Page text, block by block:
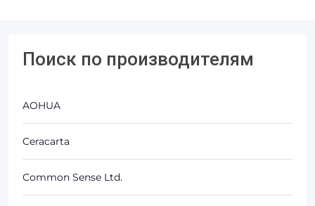
Поиск по производителям
AOHUA
Ceracarta
Common Sense Ltd.